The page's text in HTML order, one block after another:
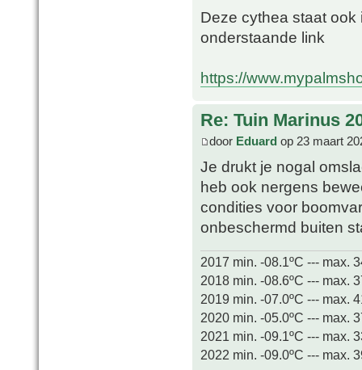
Deze cythea staat ook
onderstaande link
https://
Re: Tuin Marinus
door Eduard op 23 maart
Je drukt je nogal
heb ook nergens
condities voor
onbeschermd buiten
2017 min. -08.1ºC --- max.
2018 min. -08.6ºC --- max.
2019 min. -07.0ºC --- max.
2020 min. -05.0ºC --- max.
2021 min. -09.1ºC --- max.
2022 min. -09.0ºC --- max.